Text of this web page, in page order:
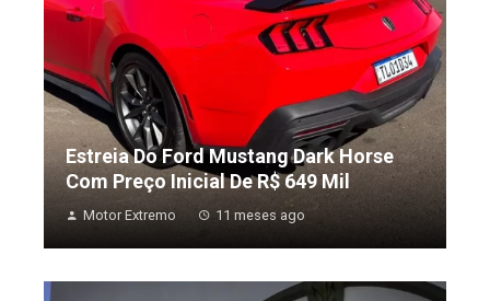
Estreia Do Ford Mustang Dark Horse
Com Preço Inicial De R$ 649 Mil
Motor Extremo 11 meses ago